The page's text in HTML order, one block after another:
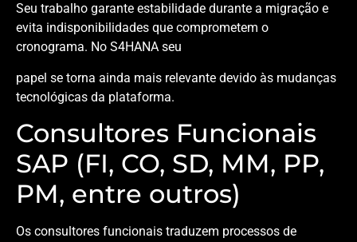
Seu trabalho garante estabilidade durante a migração e
evita indisponibilidades que comprometem o
cronograma. No S4HANA seu
papel se torna ainda mais relevante devido às mudanças
tecnológicas da plataforma.
Consultores Funcionais
SAP (FI, CO, SD, MM, PP,
PM, entre outros)
Os consultores funcionais traduzem processos de